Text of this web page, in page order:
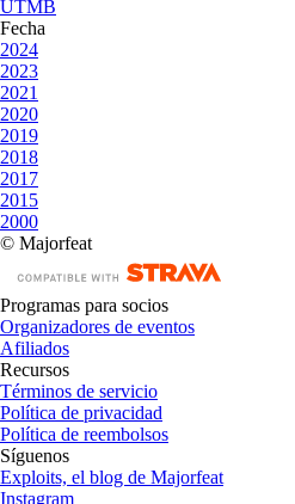
UTMB
Fecha
2024
2023
2021
2020
2019
2018
2017
2015
2000
© Majorfeat
Programas para socios
Organizadores de eventos
Afiliados
Recursos
Términos de servicio
Política de privacidad
Política de reembolsos
Síguenos
Exploits, el blog de Majorfeat
Instagram